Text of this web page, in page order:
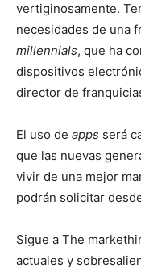
vertiginosamente.
necesidades de una
millennials, que ha
dispositivos
director de
El uso de apps será
que las nuevas
vivir de una mejor
podrán solicitar
Sigue a The
actuales y